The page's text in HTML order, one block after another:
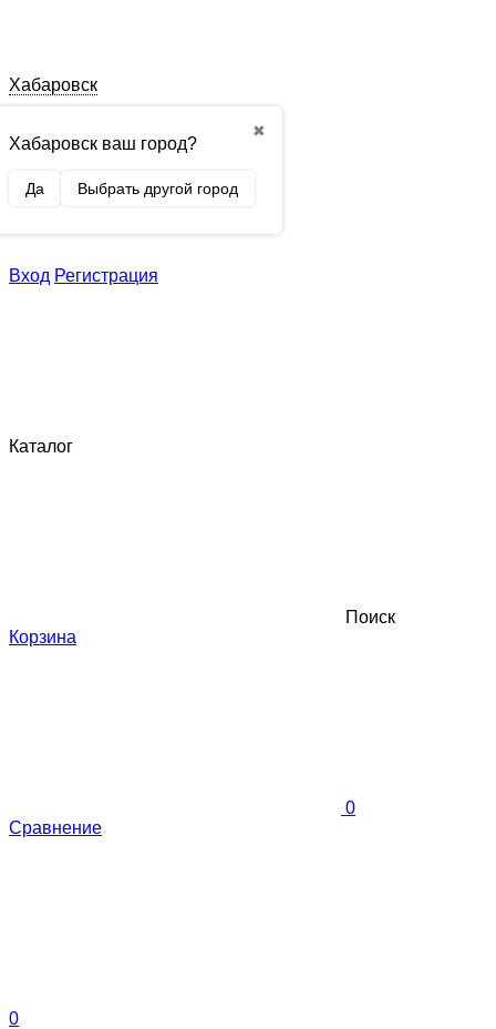
Хабаровск
✖
Хабаровск ваш город?
Да Выбрать другой город
Вход Регистрация
Каталог
Поиск
Корзина
0
Сравнение
0